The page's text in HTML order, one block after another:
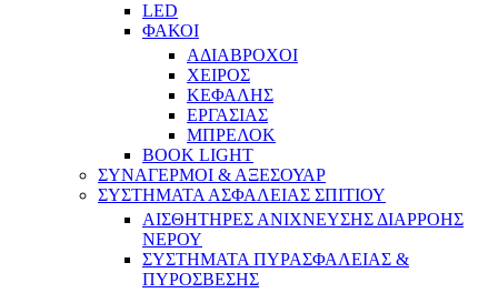
LED
ΦΑΚΟΙ
ΑΔΙΑΒΡΟΧΟΙ
ΧΕΙΡΟΣ
ΚΕΦΑΛΗΣ
ΕΡΓΑΣΙΑΣ
ΜΠΡΕΛΟΚ
BOOK LIGHT
ΣΥΝΑΓΕΡΜΟΙ & ΑΞΕΣΟΥΑΡ
ΣΥΣΤΗΜΑΤΑ ΑΣΦΑΛΕΙΑΣ ΣΠΙΤΙΟΥ
ΑΙΣΘΗΤΗΡΕΣ ΑΝΙΧΝΕΥΣΗΣ ΔΙΑΡΡΟΗΣ
ΝΕΡΟΥ
ΣΥΣΤΗΜΑΤΑ ΠΥΡΑΣΦΑΛΕΙΑΣ &
ΠΥΡΟΣΒΕΣΗΣ